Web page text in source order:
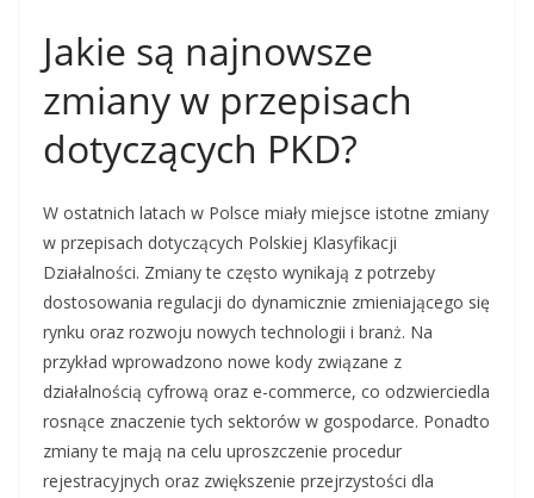
Jakie są najnowsze
zmiany w przepisach
dotyczących PKD?
W ostatnich latach w Polsce miały miejsce istotne zmiany
w przepisach dotyczących Polskiej Klasyfikacji
Działalności. Zmiany te często wynikają z potrzeby
dostosowania regulacji do dynamicznie zmieniającego się
rynku oraz rozwoju nowych technologii i branż. Na
przykład wprowadzono nowe kody związane z
działalnością cyfrową oraz e-commerce, co odzwierciedla
rosnące znaczenie tych sektorów w gospodarce. Ponadto
zmiany te mają na celu uproszczenie procedur
rejestracyjnych oraz zwiększenie przejrzystości dla